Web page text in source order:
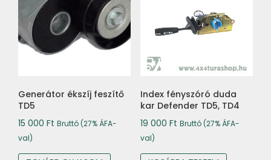
Generátor ékszíj feszítő
TD5
15 000 Ft Bruttó (27% ÁFA-
val)
Index fényszóró duda
kar Defender TD5, TD4
19 000 Ft Bruttó (27% ÁFA-
val)